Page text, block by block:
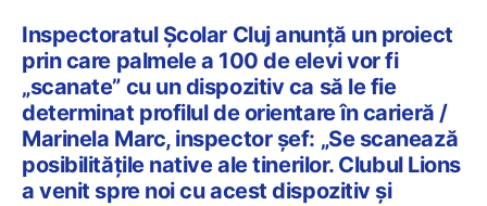
Inspectoratul Școlar Cluj anunță un proiect
prin care palmele a 100 de elevi vor fi
„scanate” cu un dispozitiv ca să le fie
determinat profilul de orientare în carieră /
Marinela Marc, inspector șef: „Se scanează
posibilitățile native ale tinerilor. Clubul Lions
a venit spre noi cu acest dispozitiv și